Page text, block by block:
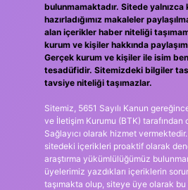
bulunmamaktadır. Sitede yalnızca
hazırladığımız makaleler
alan içerikler haber niteliği
kurum ve kişiler hakkında
Gerçek kurum ve kişiler ile isim
tesadüfidir. Sitemizdeki bilgiler
tavsiye niteliği taşımazlar.
Sitemiz, 5651 Sayılı Kanun
ve İletişim Kurumu (BTK) tarafından
Sağlayıcı olarak hizmet
sitedeki içerikleri proaktif olarak
araştırma yükümlülüğümüz
üyelerimiz yazdıkları içeriklerin
taşımakta olup, siteye üye olarak